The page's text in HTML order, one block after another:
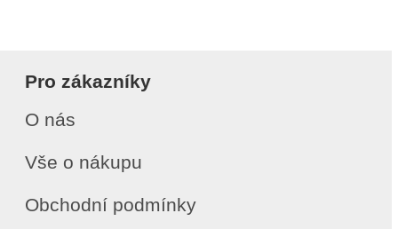
Pro zákazníky
O nás
Vše o nákupu
Obchodní podmínky